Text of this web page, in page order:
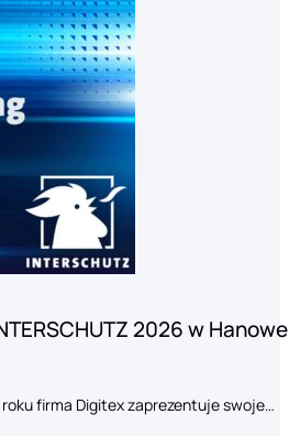
2026 w
firma Digitex zaprezentuje swoje…